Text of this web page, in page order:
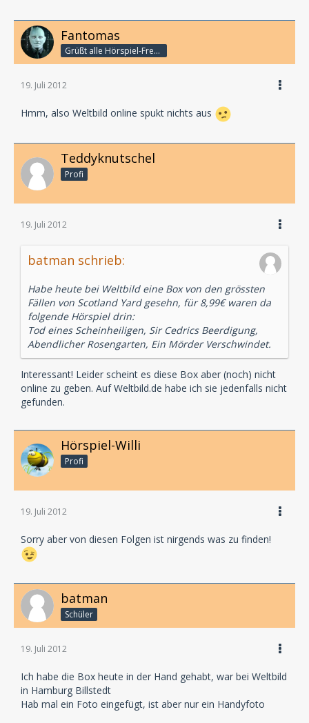
Fantomas
Grüßt alle Hörspiel-Freunde
19. Juli 2012
Hmm, also Weltbild online spukt nichts aus
Teddyknutschel
Profi
19. Juli 2012
batman schrieb:
Habe heute bei Weltbild eine Box von den grössten
Fällen von Scotland Yard gesehn, für 8,99€ waren da
folgende Hörspiel drin:
Tod eines Scheinheiligen, Sir Cedrics Beerdigung,
Abendlicher Rosengarten, Ein Mörder Verschwindet.
Interessant! Leider scheint es diese Box aber (noch) nicht
online zu geben. Auf Weltbild.de habe ich sie jedenfalls nicht
gefunden.
Hörspiel-Willi
Profi
19. Juli 2012
Sorry aber von diesen Folgen ist nirgends was zu finden!
batman
Schüler
19. Juli 2012
Ich habe die Box heute in der Hand gehabt, war bei Weltbild
in Hamburg Billstedt
Hab mal ein Foto eingefügt, ist aber nur ein Handyfoto